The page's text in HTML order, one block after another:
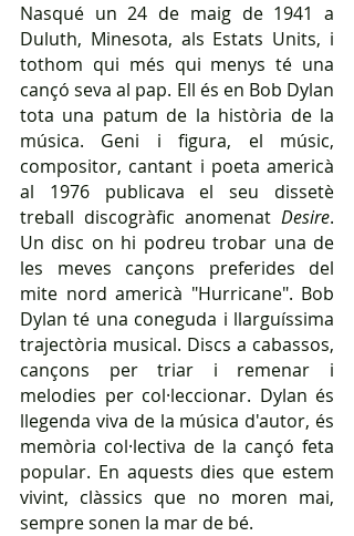
Nasqué un 24 de maig de 1941 a
Duluth, Minesota, als Estats Units, i
tothom qui més qui menys té una
cançó seva al pap. Ell és en Bob Dylan
tota una patum de la història de la
música. Geni i figura, el músic,
compositor, cantant i poeta americà
al 1976 publicava el seu dissetè
treball discogràfic anomenat Desire.
Un disc on hi podreu trobar una de
les meves cançons preferides del
mite nord americà "Hurricane". Bob
Dylan té una coneguda i llarguíssima
trajectòria musical. Discs a cabassos,
cançons per triar i remenar i
melodies per col·leccionar. Dylan és
llegenda viva de la música d'autor, és
memòria col·lectiva de la cançó feta
popular. En aquests dies que estem
vivint, clàssics que no moren mai,
sempre sonen la mar de bé.